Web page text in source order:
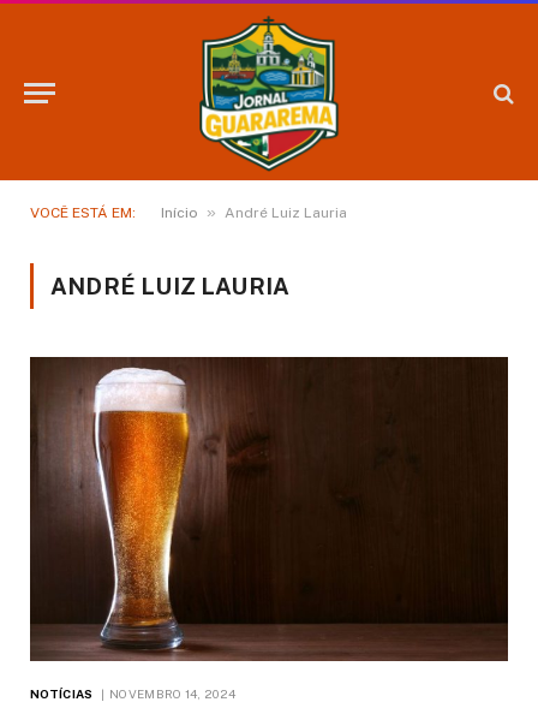
VOCÊ ESTÁ EM: Início » André Luiz Lauria
ANDRÉ LUIZ LAURIA
NOTÍCIAS NOVEMBRO 14, 2024